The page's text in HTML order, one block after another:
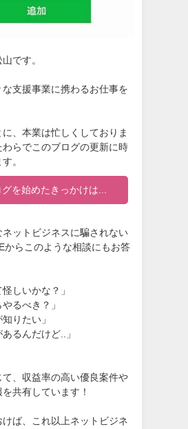
です。
支援事業に携わるお仕事を
、本業は忙しくしておりま
らでこのブログの更新に時
。
を始めたきっかけは...
ネットビジネスに騙されない
からこのような相談にもお答
しいかな？」
るべき？」
りたい」
あるんだけど..」
て、収益率の高い優良案件や
共有しています！
ば、これ以上ネットビジネ